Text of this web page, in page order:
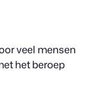
veel mensen
het beroep